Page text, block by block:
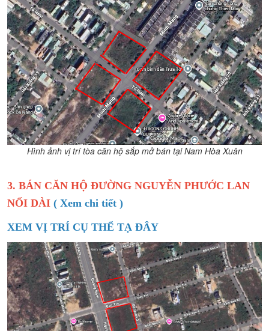
Hình ảnh vị trí tòa căn hộ sắp mở bán tại Nam Hòa Xuân
3. BÁN CĂN HỘ ĐƯỜNG NGUYỄN PHƯỚC LAN
NỐI DÀI ( Xem chi tiết )
XEM VỊ TRÍ CỤ THỂ TẠ ĐÂY